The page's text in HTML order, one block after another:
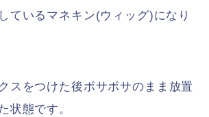
ているマネキン(ウィッグ)になり
スをつけた後ボサボサのまま放置
状態です。